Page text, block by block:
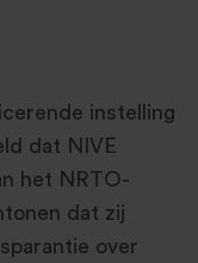
instelling
dat NIVE
het NRTO-
dat zij
over